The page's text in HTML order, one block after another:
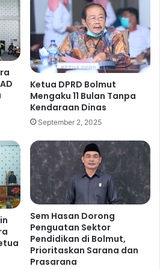
Ketua DPRD Bolmut
Mengaku 11 Bulan Tanpa
Kendaraan Dinas
September 2, 2025
Sem Hasan Dorong
Penguatan Sektor
Pendidikan di Bolmut,
Prioritaskan Sarana dan
Prasarana